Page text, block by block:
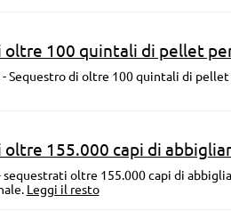
oltre 100 quintali di pellet
- Sequestro di oltre 100 quintali di
oltre 155.000 capi di
- sequestrati oltre 155.000 capi di
Leggi il resto